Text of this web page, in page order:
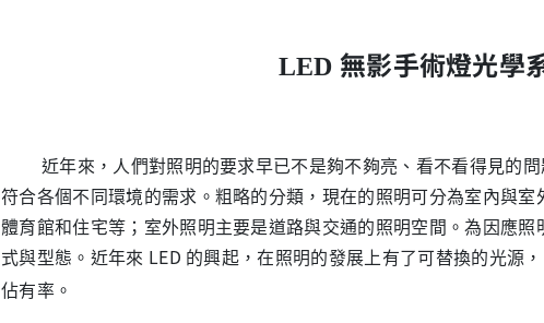
LED 無影手術燈光學
近年來，人們對照明的要求早已不是夠不夠亮、看不看得見的問
符合各個不同環境的需求。粗略的分類，現在的照明可分為室內與
體育館和住宅等；室外照明主要是道路與交通的照明空間。為因應
式與型態。近年來 LED 的興起，在照明的發展上有了可替換的光源
佔有率。